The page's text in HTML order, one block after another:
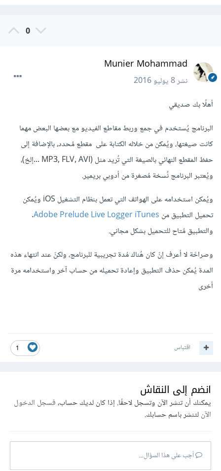
0
Munier Mohammad
نشر8 يوليو 2016
أهلًا بك صديقي
البرنامج يُستخدم في جمع وربط مقاطع الفيديو مع بعضها البعض مهما
كانت صيغتها، ويُمكن من خلاله الكتابة على مقطع مُحدد، بالإضافة إلى
حفظ المقطع النهائي بالصيغة التي تُريد مثل (MP3, FLV, AVI ...إلخ)،
ويُعتبر البرنامج نُسخة مُصغرة من أدوبي بريمير.
ويُمكن استخدامه على الهواتف التي تعمل بنظام التشغيل iOS ويُمكن
تحميل التطبيق من Adobe Prelude Live Logger iTunes
.
والتطبيق مُتاح للتحميل بشكل مجاني.
وصراحًة لا أعرف إنّ كان هُناك مُدة تجريبية للبرنامج، ولكنّ عند انتهاء هذه
المدة يُمكن حذف التطبيق وإعادة تحميله من حساب آخر واستخدامه مرة
أخرى
1 اقتباس
انضم إلى النقاش
يمكنك أن تنشر الآن وتسجل لاحقًا. إذا كان لديك حساب،فسجل الدخول
الآنلتنشر باسم حسابك.
أجب على هذا السؤال...